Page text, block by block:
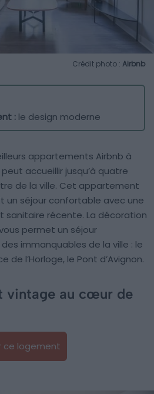
Crédit photo : Airbnb
: le design moderne
appartements Airbnb à
accueillir jusqu’à quatre
de la ville. Cet appartement
un séjour confortable avec une
sanitaire récente. La décoration
permet un séjour
immanquables de la ville : le
de l’Horloge, le Pont d’Avignon.
vintage au cœur de
ce logement